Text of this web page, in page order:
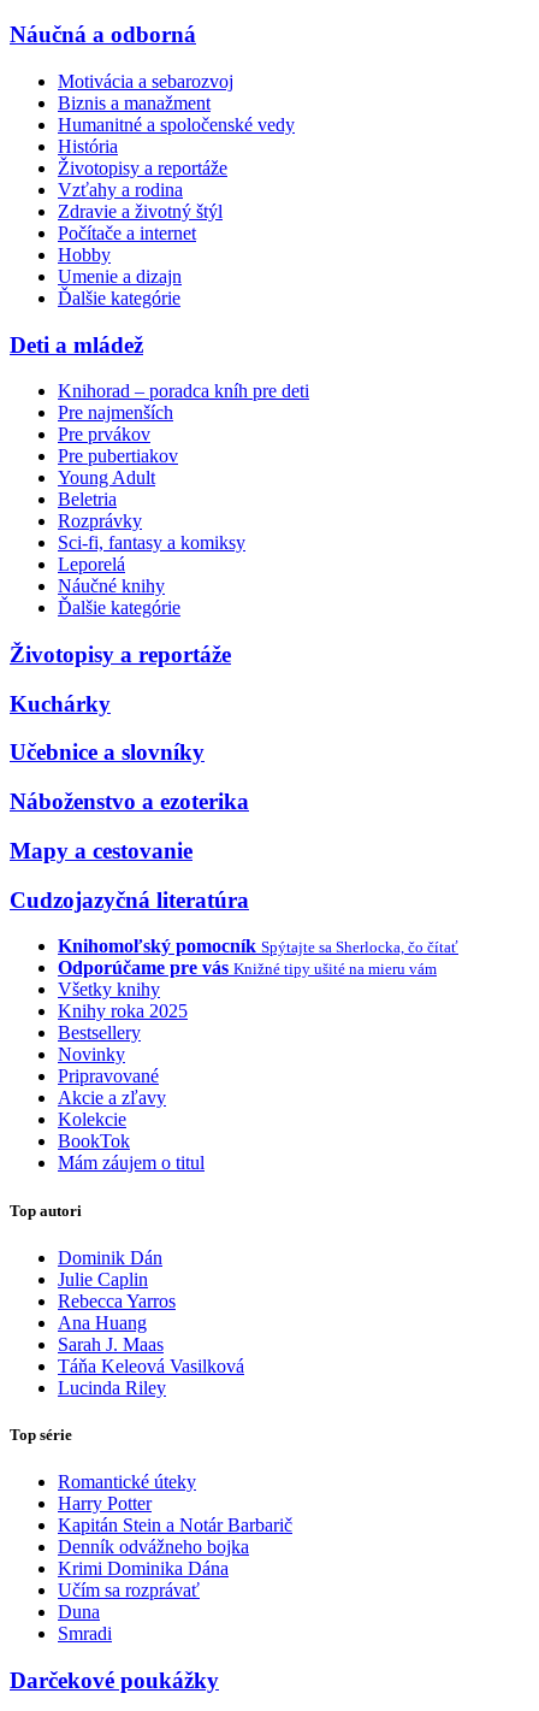
Náučná a odborná
Motivácia a sebarozvoj
Biznis a manažment
Humanitné a spoločenské vedy
História
Životopisy a reportáže
Vzťahy a rodina
Zdravie a životný štýl
Počítače a internet
Hobby
Umenie a dizajn
Ďalšie kategórie
Deti a mládež
Knihorad – poradca kníh pre deti
Pre najmenších
Pre prvákov
Pre pubertiakov
Young Adult
Beletria
Rozprávky
Sci-fi, fantasy a komiksy
Leporelá
Náučné knihy
Ďalšie kategórie
Životopisy a reportáže
Kuchárky
Učebnice a slovníky
Náboženstvo a ezoterika
Mapy a cestovanie
Cudzojazyčná literatúra
Knihomoľský pomocník Spýtajte sa Sherlocka, čo čítať
Odporúčame pre vás Knižné tipy ušité na mieru vám
Všetky knihy
Knihy roka 2025
Bestsellery
Novinky
Pripravované
Akcie a zľavy
Kolekcie
BookTok
Mám záujem o titul
Top autori
Dominik Dán
Julie Caplin
Rebecca Yarros
Ana Huang
Sarah J. Maas
Táňa Keleová Vasilková
Lucinda Riley
Top série
Romantické úteky
Harry Potter
Kapitán Stein a Notár Barbarič
Denník odvážneho bojka
Krimi Dominika Dána
Učím sa rozprávať
Duna
Smradi
Darčekové poukážky